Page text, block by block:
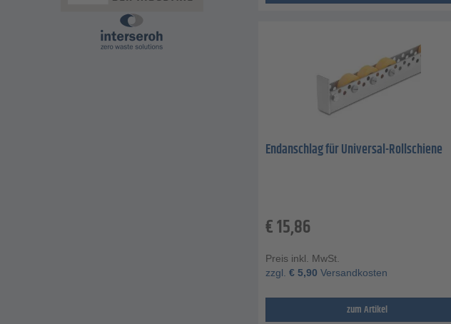
Endanschlag für Universal-Rollschiene
€15,86
Preis inkl. MwSt.
zzgl. € 5,90 Versandkosten
zum Artikel